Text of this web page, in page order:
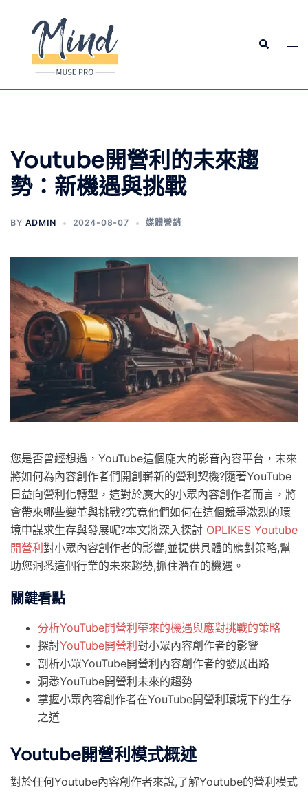
Youtube開營利的未來趨
勢：新機遇與挑戰
BY ADMIN 2024-08-07 媒體營銷
您是否曾經想過，YouTube這個龐大的影音內容平台，未來
將如何為內容創作者們開創嶄新的營利契機?隨著YouTube
日益向營利化轉型，這對於廣大的小眾內容創作者而言，將
會帶來哪些變革與挑戰?究竟他們如何在這個競爭激烈的環
境中謀求生存與發展呢?本文將深入探討 OPLIKES Youtube
開營利對小眾內容創作者的影響,並提供具體的應對策略,幫
助您洞悉這個行業的未來趨勢,抓住潛在的機遇。
關鍵看點
分析YouTube開營利帶來的機遇與應對挑戰的策略
探討YouTube開營利對小眾內容創作者的影響
剖析小眾YouTube開營利內容創作者的發展出路
洞悉YouTube開營利未來的趨勢
掌握小眾內容創作者在YouTube開營利環境下的生存
之道
Youtube開營利模式概述
對於任何Youtube內容創作者來說,了解Youtube的營利模式